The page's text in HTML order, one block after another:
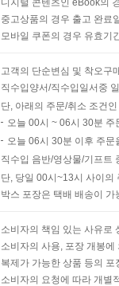
디지털 콘텐츠인 eBook의
중고상품의 경우 출고 완료
모바일 쿠폰의 경우 유효기
고객의 단순변심 및 착오구
직수입양서/직수입일서중
단, 아래의 주문/취소 조건
오늘 00시 ~ 06시 30분
오늘 06시 30분 이후 주
직수입 음반/영상물/기프트
단, 당일 00시~13시 사이의
박스 포장은 택배 배송이
소비자의 책임 있는 사유로
소비자의 사용, 포장 개봉
복제가 가능한 상품 등의
소비자의 요청에 따라 개별